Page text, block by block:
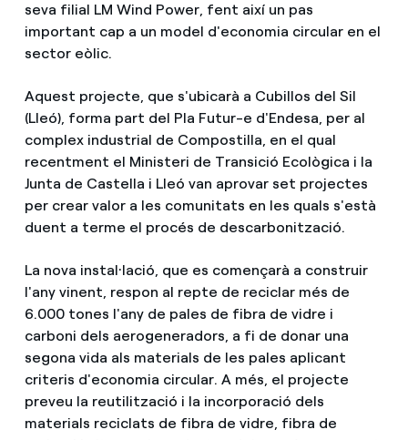
seva filial LM Wind Power, fent així un pas
important cap a un model d'economia circular en el
sector eòlic.
Aquest projecte, que s'ubicarà a Cubillos del Sil
(Lleó), forma part del Pla Futur-e d'Endesa, per al
complex industrial de Compostilla, en el qual
recentment el Ministeri de Transició Ecològica i la
Junta de Castella i Lleó van aprovar set projectes
per crear valor a les comunitats en les quals s'està
duent a terme el procés de descarbonització.
La nova instal·lació, que es començarà a construir
l'any vinent, respon al repte de reciclar més de
6.000 tones l'any de pales de fibra de vidre i
carboni dels aerogeneradors, a fi de donar una
segona vida als materials de les pales aplicant
criteris d'economia circular. A més, el projecte
preveu la reutilització i la incorporació dels
materials reciclats de fibra de vidre, fibra de